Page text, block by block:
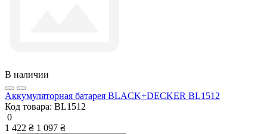
В наличии
Аккумуляторная батарея BLACK+DECKER BL1512
Код товара: BL1512
0
1 422 ₴ 1 097 ₴